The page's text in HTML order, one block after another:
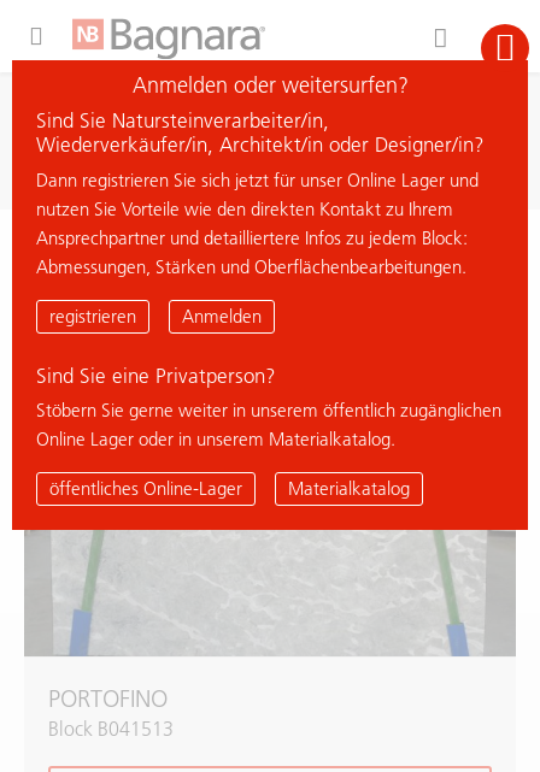
Material suchen
< zurück zur Übersicht
PORTOFINO
% Deal
PORTOFINO
Block B041513
Anmelden oder weitersurfen?
Sind Sie Natursteinverarbeiter/in,
Wiederverkäufer/in, Architekt/in oder Designer/in?
Dann registrieren Sie sich jetzt für unser Online Lager und
nutzen Sie Vorteile wie den direkten Kontakt zu Ihrem
Ansprechpartner und detailliertere Infos zu jedem Block:
Abmessungen, Stärken und Oberflächenbearbeitungen.
registrieren Anmelden
Sind Sie eine Privatperson?
Stöbern Sie gerne weiter in unserem öffentlich zugänglichen
Online Lager oder in unserem Materialkatalog.
öffentliches Online-Lager Materialkatalog